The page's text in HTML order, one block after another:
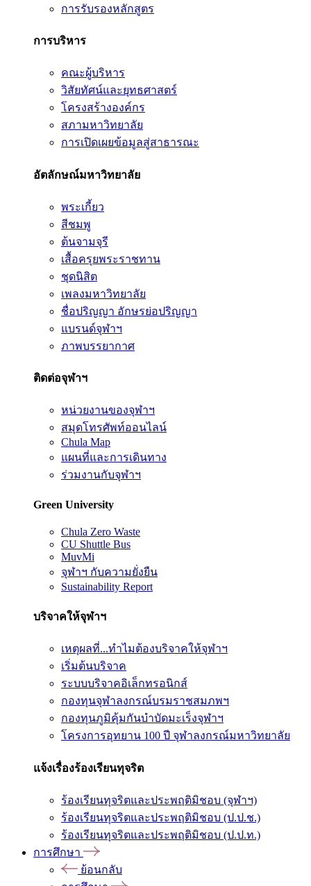
การรับรองหลักสูตร
การบริหาร
คณะผู้บริหาร
วิสัยทัศน์และยุทธศาสตร์
โครงสร้างองค์กร
สภามหาวิทยาลัย
การเปิดเผยข้อมูลสู่สาธารณะ
อัตลักษณ์มหาวิทยาลัย
พระเกี้ยว
สีชมพู
ต้นจามจุรี
เสื้อครุยพระราชทาน
ชุดนิสิต
เพลงมหาวิทยาลัย
ชื่อปริญญา อักษรย่อปริญญา
แบรนด์จุฬาฯ
ภาพบรรยากาศ
ติดต่อจุฬาฯ
หน่วยงานของจุฬาฯ
สมุดโทรศัพท์ออนไลน์
Chula Map
แผนที่และการเดินทาง
ร่วมงานกับจุฬาฯ
Green University
Chula Zero Waste
CU Shuttle Bus
MuvMi
จุฬาฯ กับความยั่งยืน
Sustainability Report
บริจาคให้จุฬาฯ
เหตุผลที่...ทำไมต้องบริจาคให้จุฬาฯ
เริ่มต้นบริจาค
ระบบบริจาคอิเล็กทรอนิกส์
กองทุนจุฬาลงกรณ์บรมราชสมภพฯ
กองทุนภูมิคุ้มกันบำบัดมะเร็งจุฬาฯ
โครงการอุทยาน 100 ปี จุฬาลงกรณ์มหาวิทยาลัย
แจ้งเรื่องร้องเรียนทุจริต
ร้องเรียนทุจริตและประพฤติมิชอบ (จุฬาฯ)
ร้องเรียนทุจริตและประพฤติมิชอบ (ป.ป.ช.)
ร้องเรียนทุจริตและประพฤติมิชอบ (ป.ป.ท.)
การศึกษา
ย้อนกลับ